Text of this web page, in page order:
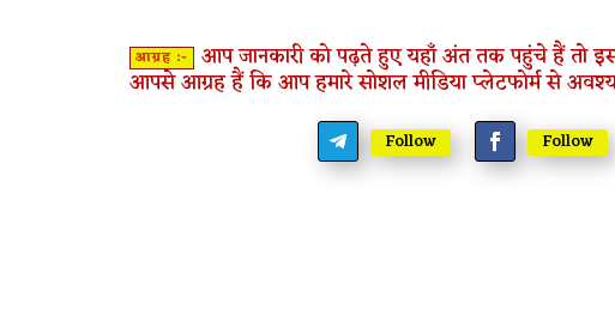
आग्रह :- आप जानकारी को पढ़ते हुए यहाँ अंत तक पहुंचे हैं तो
आपसे आग्रह हैं कि आप हमारे सोशल मीडिया प्लेटफोर्म से
Follow Follow